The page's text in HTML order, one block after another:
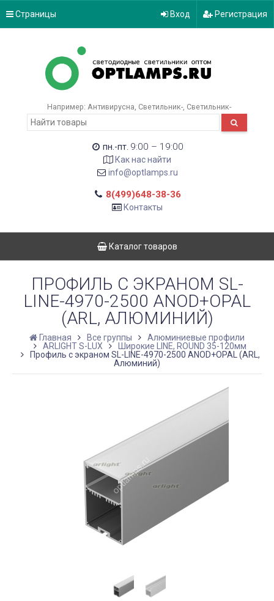
Страницы Вход Регистрация
Например: Антивирусна Светильник- Светильник-
пн.-пт. 9:00 – 19:00
Как нас найти
info@optlamps.ru
8(499)648-38-36
Контакты
Каталог товаров
ПРОФИЛЬ С ЭКРАНОМ SL-
LINE-4970-2500 ANOD+OPAL
(ARL, АЛЮМИНИЙ)
Главная Все группы
Алюминиевые профили
ARLIGHT S-LUX
Широкие LINE, ROUND 35-120мм
Профиль с экраном SL-LINE-4970-2500 ANOD+OPAL (ARL,
Алюминий)